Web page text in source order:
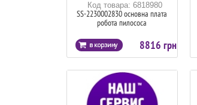
Код товара: 6818980
SS-2230002830 основна плата
робота пилососа
8816 грн